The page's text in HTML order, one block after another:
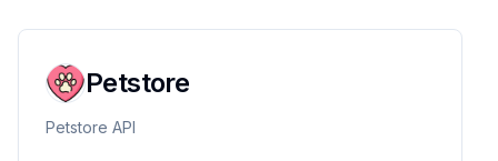
Petstore
Petstore API